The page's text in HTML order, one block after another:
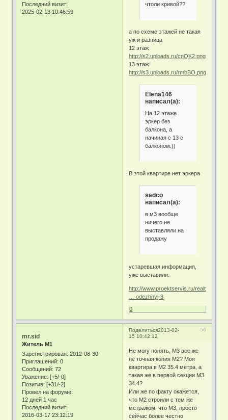
Последний визит:
2025-02-13 10:46:59
чтоли кривой??
а по схеме этажей не такая
уж и разница
12 этаж
http://s2.uploads.ru/cnQK2.png
13 этаж
http://s3.uploads.ru/rmbBO.png
Elena146
написал(а):
На 12 этаже
эркер без
балкона, а
начиная с 13 с
балконом.))
В этой квартире нет эркера
sadco
написал(а):
в м3 вообще
ничего не
выставляли на
продажу
устаревшая информация,
уже выставили.
http://www.proektservis.ru/realty/newbu
… odezhnyj-3
0
Поделиться 56
2013-02-
15 10:42:12
mr.sid
Житель М1
Зарегистрирован: 2012-08-30
Приглашений: 0
Сообщений: 72
Уважение: [+5/-0]
Позитив: [+31/-2]
Провел на форуме:
12 дней 1 час
Последний визит:
2016-03-17 23:12:19
Не могу понять, М3 все же
не точная копия М2? Моя
квартира в М2 35.4 метра, а
такая же в первой секции М3
34.4?
Или же по факту окажется,
что М2 строили с тем же
метражом, что М3, просто
сейчас более честно